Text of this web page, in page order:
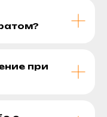
при